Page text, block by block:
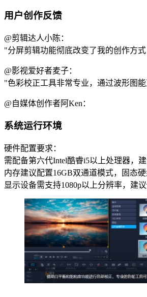
用户创作反馈
@剪辑达人小陈：
"分屏剪辑功能彻底改变了我的创作方
@影视爱好者麦子：
"色彩校正工具非常专业，通过波形图
@自媒体创作者阿Ken：
系统运行环境
硬件配置要求：
需配备第六代Intel酷睿i5以上处理器，
内存建议配置16GB双通道模式，固态
显示设备需支持1080p以上分辨率，建